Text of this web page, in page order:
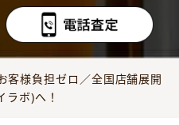
客様負担ゼロ／全国店舗展開
ラボ)へ！